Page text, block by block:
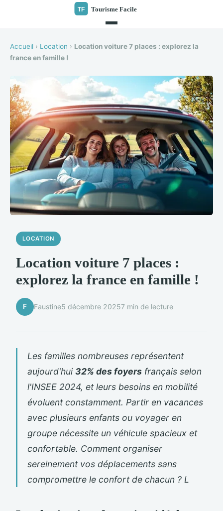
Accueil › Location › Location voiture 7 places : explorez la
france en famille !
LOCATION
Location voiture 7 places :
explorez la france en famille !
F Faustine5 décembre 20257 min de lecture
Les familles nombreuses représentent
aujourd'hui32% des foyers français selon
l'INSEE 2024, et leurs besoins en mobilité
évoluent constamment. Partir en vacances
avec plusieurs enfants ou voyager en
groupe nécessite un véhicule spacieux et
confortable. Comment organiser
sereinement vos déplacements sans
compromettre le confort de chacun ? L